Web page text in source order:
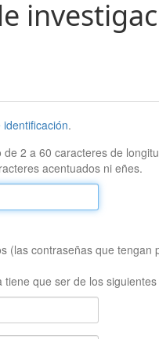
.
2 a 60 caracteres de
acentuados ni eñes.
(las contraseñas que
que ser de los